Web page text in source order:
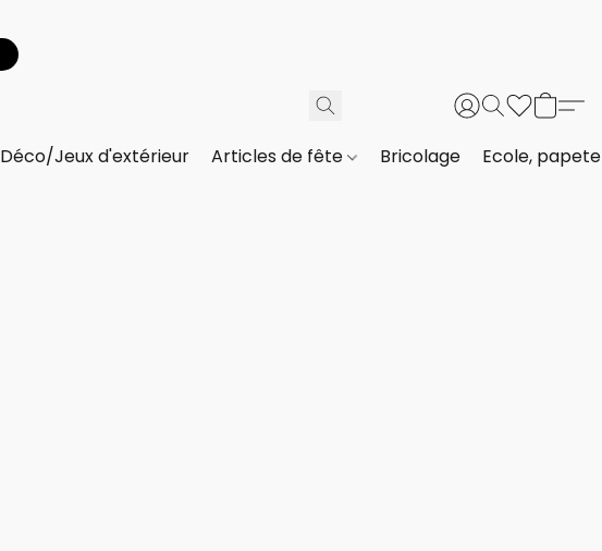
Déco/Jeux d'extérieur Articles de fête Bricolage Ecole,